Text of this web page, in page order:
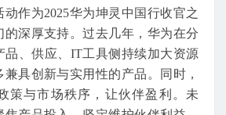
作为2025华为坤灵中国行收官之
的深厚支持。过去几年，华为在分
品、供应、IT工具侧持续加大资源
具创新与实用性的产品。同时，
策与市场秩序，让伙伴盈利。未